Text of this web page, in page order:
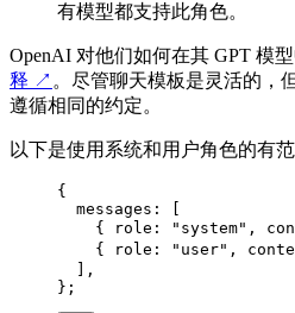
有模型都支持此角色。
OpenAI 对他们如何在其 GPT 模
释 ↗ 。尽管聊天模板是灵活的，
遵循相同的约定。
以下是使用系统和用户角色的有
{
messages :
{
role : "system" ,
{
role : "user" ,
,
};